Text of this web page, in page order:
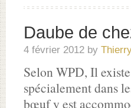
Daube de
4 février 2012 by
Selon WPD, Il
spécialement dans
bœuf y est